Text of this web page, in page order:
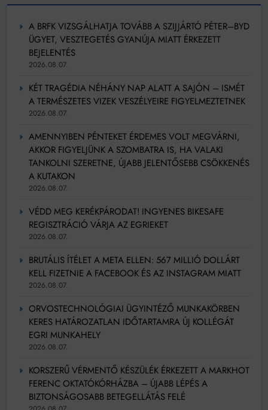
A BRFK VIZSGÁLHATJA TOVÁBB A SZIJJÁRTÓ PÉTER–BYD
ÜGYET, VESZTEGETÉS GYANÚJA MIATT ÉRKEZETT
BEJELENTÉS
2026.08.07.
KÉT TRAGÉDIA NÉHÁNY NAP ALATT A SAJÓN – ISMÉT
A TERMÉSZETES VIZEK VESZÉLYEIRE FIGYELMEZTETNEK
2026.08.07.
AMENNYIBEN PÉNTEKET ÉRDEMES VOLT MEGVÁRNI,
AKKOR FIGYELJÜNK A SZOMBATRA IS, HA VALAKI
TANKOLNI SZERETNE, ÚJABB JELENTŐSEBB CSÖKKENÉS
A KUTAKON
2026.08.07.
VÉDD MEG KERÉKPÁRODAT! INGYENES BIKESAFE
REGISZTRÁCIÓ VÁRJA AZ EGRIEKET
2026.08.07.
BRUTÁLIS ÍTÉLET A META ELLEN: 567 MILLIÓ DOLLÁRT
KELL FIZETNIE A FACEBOOK ÉS AZ INSTAGRAM MIATT
2026.08.07.
ORVOSTECHNOLÓGIAI ÜGYINTÉZŐ MUNKAKÖRBEN
KERES HATÁROZATLAN IDŐTARTAMRA ÚJ KOLLÉGÁT
EGRI MUNKAHELY
2026.08.07.
KORSZERŰ VÉRMENTŐ KÉSZÜLÉK ÉRKEZETT A MARKHOT
FERENC OKTATÓKÓRHÁZBA – ÚJABB LÉPÉS A
BIZTONSÁGOSABB BETEGELLÁTÁS FELÉ